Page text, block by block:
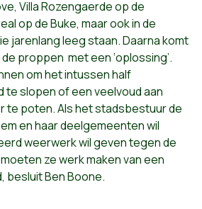
Villa Rozengaerde op de
op de Buke, maar ook in de
jarenlang leeg staan. Daarna komt
proppen met een ‘oplossing’.
om het intussen half
slopen of een veelvoud aan
te poten. Als het stadsbestuur de
en haar deelgemeenten wil
weerwerk wil geven tegen de
ze werk maken van een
besluit Ben Boone.